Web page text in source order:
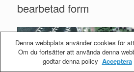
bearbetad form
Denna webbplats använder cookies för
Om du fortsätter att använda denna
godtar denna policy Acceptera